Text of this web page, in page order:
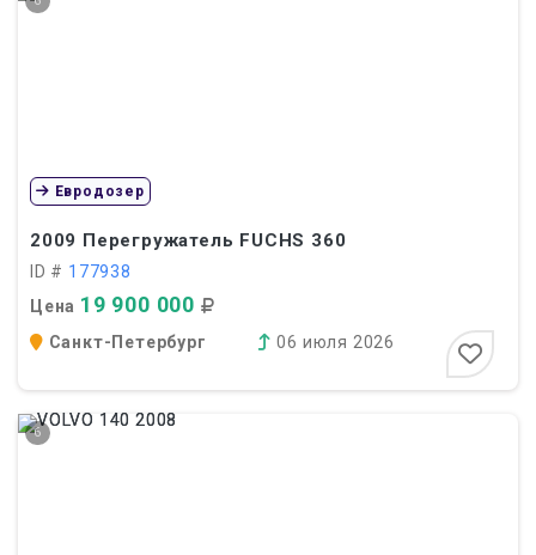
2009 Перегружатель FUCHS 360
ID # 177938
Цена 19 900 000
Евродозер
Санкт-Петербург 06 июля 2026
6